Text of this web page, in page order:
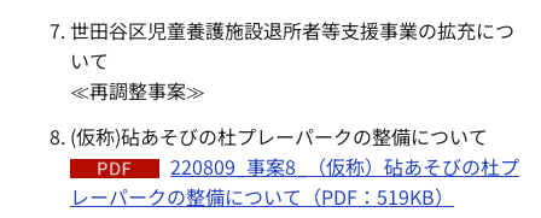
世田谷区児童養護施設退所者等支援事業の拡充につ
いて
≪再調整事案≫
(仮称)砧あそびの杜プレーパークの整備について
220809_事案8_（仮称）砧あそびの杜プ
レーパークの整備について（PDF：519KB）